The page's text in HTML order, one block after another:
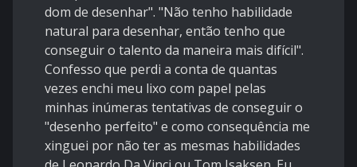
dom de desenhar". "Não tenho habilidade
natural para desenhar, então tenho que
conseguir o talento da maneira mais difícil".
Confesso que perdi a conta de quantas
vezes enchi meu lixo com papel pelas
minhas inúmeras tentativas de conseguir o
"desenho perfeito" e como consequência me
xinguei por não ter as mesmas habilidades